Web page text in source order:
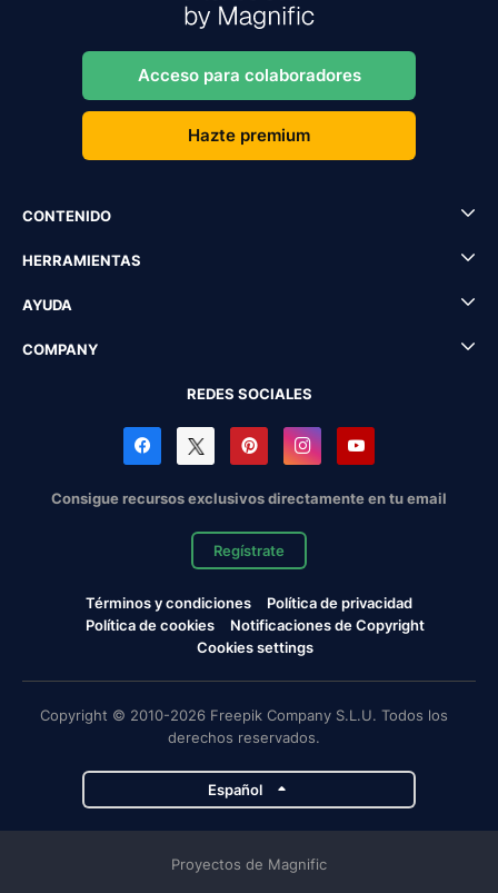
Acceso para colaboradores
Hazte premium
CONTENIDO
HERRAMIENTAS
AYUDA
COMPANY
REDES SOCIALES
Consigue recursos exclusivos directamente en tu email
Regístrate
Términos y condiciones
Política de privacidad
Política de cookies
Notificaciones de Copyright
Cookies settings
Copyright © 2010-2026 Freepik Company S.L.U. Todos los
derechos reservados.
Español
Proyectos de Magnific